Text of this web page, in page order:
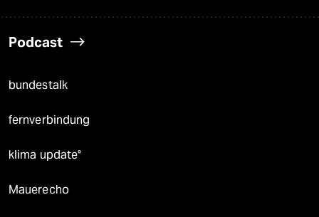
Podcast
bundestalk
fernverbindung
klima update°
Mauerecho